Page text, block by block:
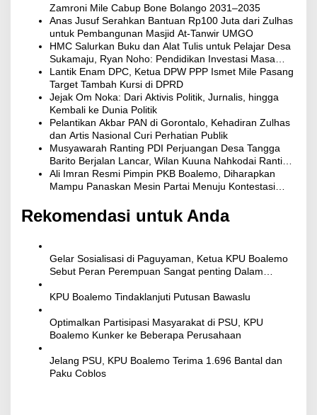
Zamroni Mile Cabup Bone Bolango 2031–2035
Anas Jusuf Serahkan Bantuan Rp100 Juta dari Zulhas
untuk Pembangunan Masjid At-Tanwir UMGO
HMC Salurkan Buku dan Alat Tulis untuk Pelajar Desa
Sukamaju, Ryan Noho: Pendidikan Investasi Masa
Depan
Lantik Enam DPC, Ketua DPW PPP Ismet Mile Pasang
Target Tambah Kursi di DPRD
Jejak Om Noka: Dari Aktivis Politik, Jurnalis, hingga
Kembali ke Dunia Politik
Pelantikan Akbar PAN di Gorontalo, Kehadiran Zulhas
dan Artis Nasional Curi Perhatian Publik
Musyawarah Ranting PDI Perjuangan Desa Tangga
Barito Berjalan Lancar, Wilan Kuuna Nahkodai Ranting
Periode 2025–2030
Ali Imran Resmi Pimpin PKB Boalemo, Diharapkan
Mampu Panaskan Mesin Partai Menuju Kontestasi
Rekomendasi untuk Anda
Gelar Sosialisasi di Paguyaman, Ketua KPU Boalemo
Sebut Peran Perempuan Sangat penting Dalam
KPU Boalemo Tindaklanjuti Putusan Bawaslu
Optimalkan Partisipasi Masyarakat di PSU, KPU
Boalemo Kunker ke Beberapa Perusahaan
Jelang PSU, KPU Boalemo Terima 1.696 Bantal dan
Paku Coblos